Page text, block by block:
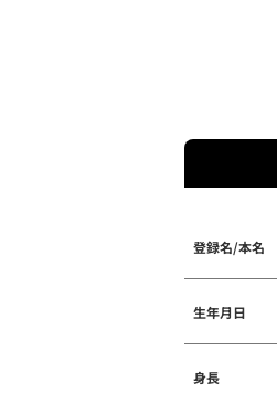
登録名/本名
生年月日
身長